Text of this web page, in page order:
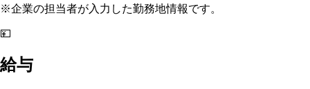
※企業の担当者が入力した勤務地情報です。
💴
給与